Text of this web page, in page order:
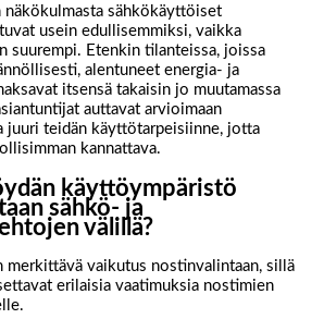
näkökulmasta sähkökäyttöiset
usein edullisemmiksi, vaikka
suurempi. Etenkin tilanteissa, joissa
alentuneet energia- ja
itsensä takaisin jo muutamassa
auttavat arvioimaan
juuri teidän käyttötarpeisiinne, jotta
kannattava.
käyttöympäristö
sähkö- ja
välillä?
merkittävä vaikutus nostinvalintaan, sillä
erilaisia vaatimuksia nostimien